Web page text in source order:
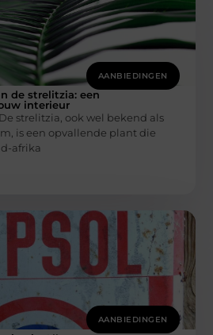
AANBIEDINGEN
de strelitzia: een
interieur
strelitzia, ook wel bekend als
is een opvallende plant die
afrika
AANBIEDINGEN